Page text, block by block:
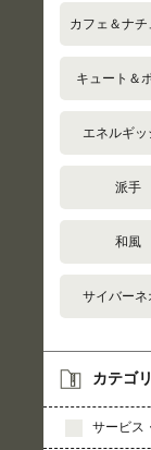
カフェ＆ナチ
キュート＆
エネルギッ
派手
和風
サイバーネ
カテゴ
サービス